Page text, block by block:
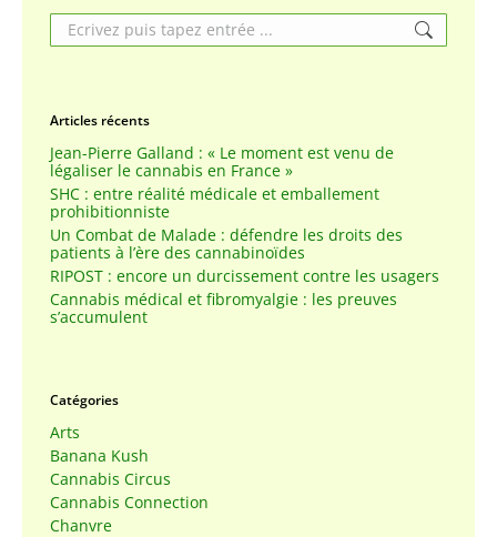
Search:
Articles récents
Jean-Pierre Galland : « Le moment est venu de
légaliser le cannabis en France »
SHC : entre réalité médicale et emballement
prohibitionniste
Un Combat de Malade : défendre les droits des
patients à l’ère des cannabinoïdes
RIPOST : encore un durcissement contre les usagers
Cannabis médical et fibromyalgie : les preuves
s’accumulent
Catégories
Arts
Banana Kush
Cannabis Circus
Cannabis Connection
Chanvre